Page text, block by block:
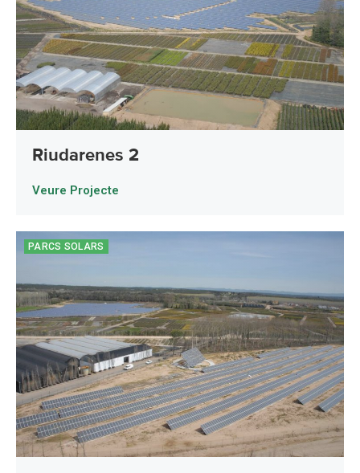
Riudarenes 2
Veure Projecte
PARCS SOLARS